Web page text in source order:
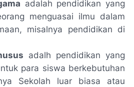
adalah pendidikan yang
menguasai ilmu dalam
misalnya pendidikan di
adalh pendidikan yang
para siswa berkebutuhan
Sekolah luar biasa atau